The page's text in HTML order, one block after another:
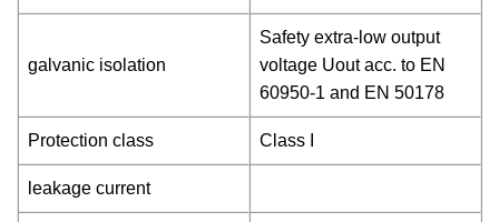
galvanic isolation
Safety extra-low output
voltage Uout acc. to EN
60950-1 and EN 50178
Protection class Class I
leakage current